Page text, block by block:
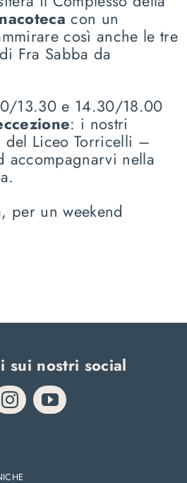
con un
così anche le tre
Fra Sabba da
13.30 e 14.30/18.00
: i nostri
del Liceo Torricelli –
accompagnarvi nella
per un weekend
sui nostri social